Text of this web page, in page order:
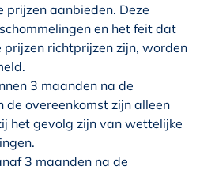
prijzen aanbieden. Deze
en het feit dat
richtprijzen zijn, worden
3 maanden na de
overeenkomst zijn alleen
het gevolg zijn van wettelijke
3 maanden na de